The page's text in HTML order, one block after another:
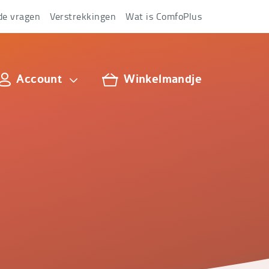
vragen Verstrekkingen Wat is ComfoPlus
Account Winkelmandje